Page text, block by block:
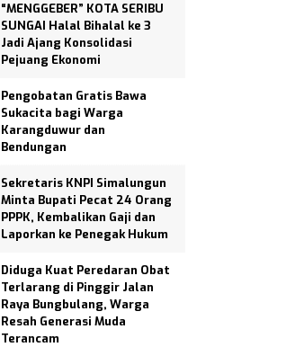
“MENGGEBER” KOTA SERIBU
SUNGAI Halal Bihalal ke 3
Jadi Ajang Konsolidasi
Pejuang Ekonomi
Pengobatan Gratis Bawa
Sukacita bagi Warga
Karangduwur dan
Bendungan
Sekretaris KNPI Simalungun
Minta Bupati Pecat 24 Orang
PPPK, Kembalikan Gaji dan
Laporkan ke Penegak Hukum
Diduga Kuat Peredaran Obat
Terlarang di Pinggir Jalan
Raya Bungbulang, Warga
Resah Generasi Muda
Terancam